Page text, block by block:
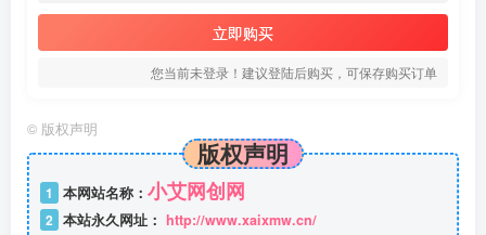
立即购买
您当前未登录！建议登陆后购买，可保存购买订单
© 版权声明
版权声明
1 本网站名称： 小艾网创网
2 本站永久网址： http://www.xaixmw.cn/